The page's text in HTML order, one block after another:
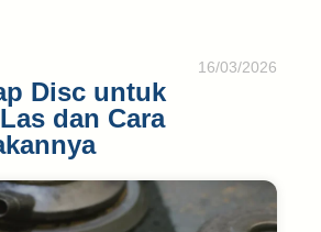
16/03/2026
Disc untuk
dan Cara